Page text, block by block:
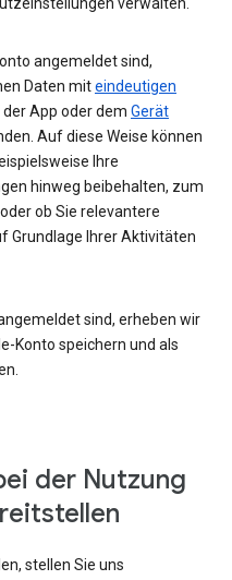
verwalten.
angemeldet sind,
Daten miteindeutigen
App oder dem Gerät
Auf diese Weise können
Ihre
hinweg beibehalten, zum
ob Sie relevantere
Grundlage Ihrer Aktivitäten
sind, erheben wir
Konto speichern und als
der Nutzung
stellen Sie uns